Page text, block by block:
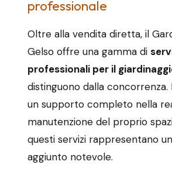
professionale
Oltre alla vendita diretta, il
Gelso offre una gamma di
professionali per il
distinguono dalla
un supporto completo nella
manutenzione del proprio
questi servizi rappresentano
aggiunto notevole.